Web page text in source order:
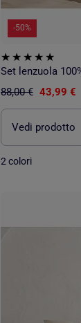
-50%
Set lenzuola
88,00 € 43,99 €
Vedi prodotto
2 colori